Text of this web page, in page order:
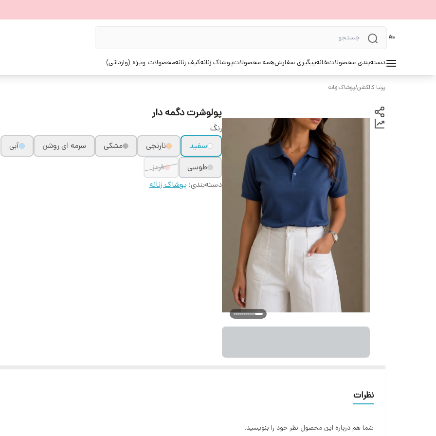
دسته‌بندی محصولاتخانهپیگیری سفارشهمه محصولاتپوشاک زنانهکیف زنانهمحصولات ویژه (وارداتی)
پرنیا کالکشن/پوشاک زنانه
پولوشرت دگمه دار
رنگ
سفید
نارنجی مشکی سرمه ای روشن
آبی
طوسی
قرمز
دسته‌بندی: پوشاک زنانه
نظرات
شما هم درباره این محصول نظر خود را بنویسید.